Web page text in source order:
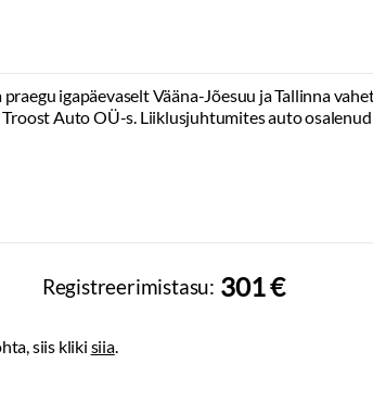
Tagumised tuled:halogeen
Tulede korrektor:manuaalne
Talverehvid:naastrehvid
Kaasa suverehvid
igapäevaselt Vääna-Jõesuu ja Tallinna
Auto OÜ-s. Liiklusjuhtumites auto
Registreerimistasu: 301 €
siis kliki siia.